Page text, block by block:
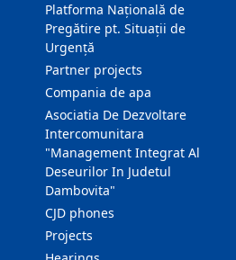
Platforma Națională de
Pregătire pt. Situații de
Urgență
Partner projects
Compania de apa
Asociatia De Dezvoltare
Intercomunitara
"Management Integrat Al
Deseurilor In Judetul
Dambovita"
CJD phones
Projects